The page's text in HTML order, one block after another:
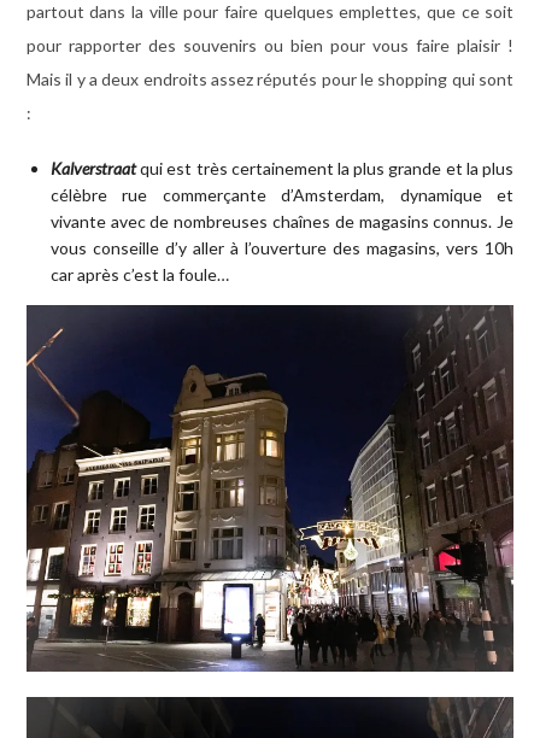
partout dans la ville pour faire quelques emplettes, que ce soit
pour rapporter des souvenirs ou bien pour vous faire plaisir !
Mais il y a deux endroits assez réputés pour le shopping qui sont
:
Kalverstraatqui est très certainement la plus grande et la plus
célèbre rue commerçante d’Amsterdam, dynamique et
vivante avec de nombreuses chaînes de magasins connus. Je
vous conseille d’y aller à l’ouverture des magasins, vers 10h
car après c’est la foule…